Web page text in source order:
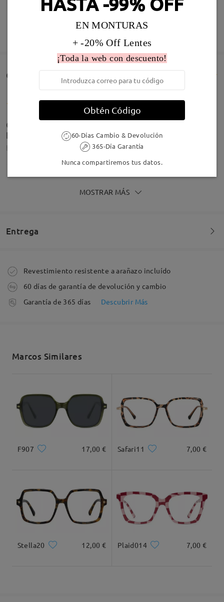
Comentarios de Clientes(1379)
Contenta me encantaron. Pedí progresivas y
bifocales. Todo bien
by Jul 30 , 2026
bien con ellas no me senti nada incómoda ni
mareos ni nada. En un futuro pediré mas.
Leer todos los
comentarios
Deje su comentario
MOSTRAR MÁS
Entrega
Pedido realizado
Fabricación
Revestimiento resistente a arañazo incluído
60 días de garantía de devolución y cambio
Garantía de 365 días
Descubrir Más
Marcos Similares
F907 17,00 € Safari11 7,00 €
Stella20 12,00 € Plaid014 7,00 €
EN MONTURAS
+ -20% Off Lentes
¡Toda la web con descuento!
Obtén Código
60-Días Cambio & Devolución
365-Día Garantía
Nunca compartiremos tus datos.